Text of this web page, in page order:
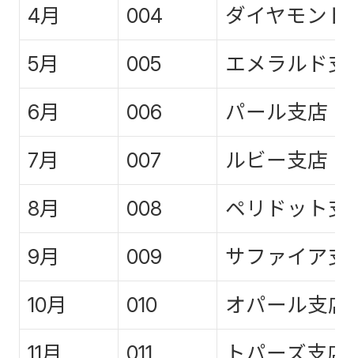
4月
004
ダイヤモンド
5月
005
エメラルド支
6月
006
パール支店
7月
007
ルビー支店
8月
008
ペリドット支
9月
009
サファイア支
10月
010
オパール支店
11月
011 トパーズ支店